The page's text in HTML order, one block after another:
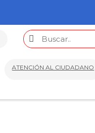
ATENCIÓN AL CIUDADANO